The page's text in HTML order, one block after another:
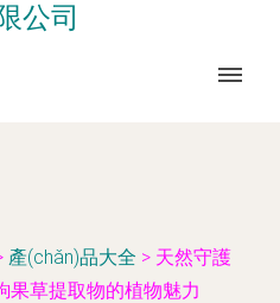
公司
產(chǎn)品大全 > 天然守護
果草提取物的植物魅力